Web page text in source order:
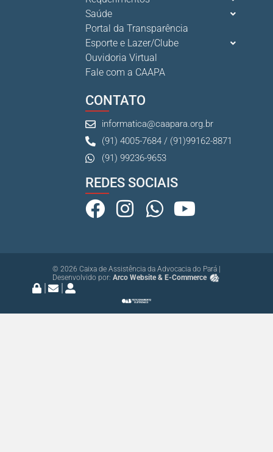
10 De Julho De 2026
Ganhar tempo, automatizar tarefas e aumentar a pro s...
7 De Julho De 2026
Saúde
Portal da Transparência
Esporte e Lazer/Clube
Ouvidoria Virtual
Fale com a CAAPA
CONTATO
informatica@caapara.org.br
(91) 4005-7684 / (91)99162-8871
(91) 99236-9653
REDES SOCIAIS
© 2026 Caixa de Assistência da Advocacia do Pará |
Desenvolvido por: Arco Website & E-Commerce